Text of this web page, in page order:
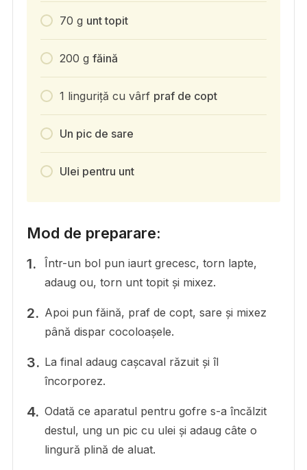
70 g unt topit
200 g făină
1 linguriță cu vârf praf de copt
Un pic de sare
Ulei pentru unt
Mod de preparare:
Într-un bol pun iaurt grecesc, torn lapte,
adaug ou, torn unt topit și mixez.
Apoi pun făină, praf de copt, sare și mixez
până dispar cocoloașele.
La final adaug cașcaval răzuit și îl
încorporez.
Odată ce aparatul pentru gofre s-a încălzit
destul, ung un pic cu ulei și adaug câte o
lingură plină de aluat.